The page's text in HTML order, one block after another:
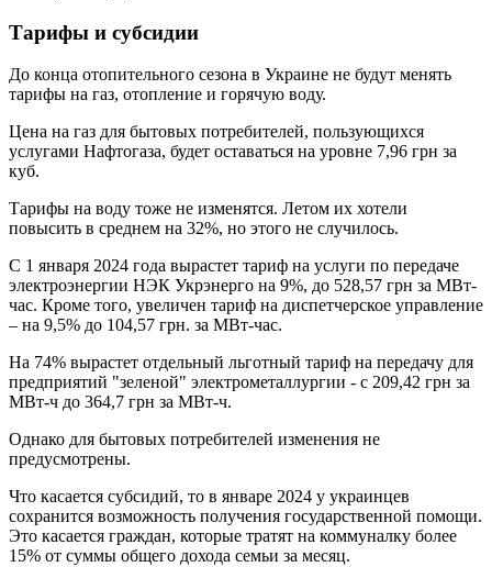
Тарифы и субсидии
До конца отопительного сезона в Украине не будут менять
тарифы на газ, отопление и горячую воду.
Цена на газ для бытовых потребителей, пользующихся
услугами Нафтогаза, будет оставаться на уровне 7,96 грн за
куб.
Тарифы на воду тоже не изменятся. Летом их хотели
повысить в среднем на 32%, но этого не случилось.
С 1 января 2024 года вырастет тариф на услуги по передаче
электроэнергии НЭК Укрэнерго на 9%, до 528,57 грн за МВт-
час. Кроме того, увеличен тариф на диспетчерское управление
– на 9,5% до 104,57 грн. за МВт-час.
На 74% вырастет отдельный льготный тариф на передачу для
предприятий "зеленой" электрометаллургии - с 209,42 грн за
МВт-ч до 364,7 грн за МВт-ч.
Однако для бытовых потребителей изменения не
предусмотрены.
Что касается субсидий, то в январе 2024 у украинцев
сохранится возможность получения государственной помощи.
Это касается граждан, которые тратят на коммуналку более
15% от суммы общего дохода семьи за месяц.